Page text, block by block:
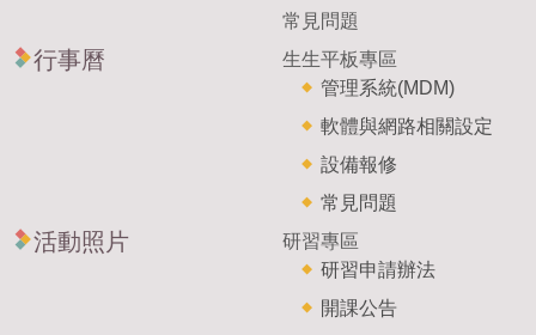
常見問題
行事曆
生生平板專區
管理系統(MDM)
軟體與網路相關設定
設備報修
常見問題
活動照片
研習專區
研習申請辦法
開課公告